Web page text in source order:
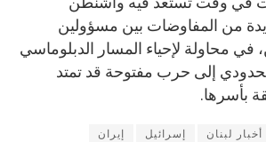
من المفاوضات بين مسؤولين
في محاولة لإحياء المسار الدبلوماسي
إلى حرب مفتوحة قد تمتد
بأسرها.
أخبار لبنان إسرائيل إيران